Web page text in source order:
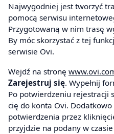
Najwygodniej jest tworzyć
pomocą serwisu
Przygotowaną w nim trasę
By móc skorzystać z tej
serwisie Ovi.
Wejdź na stronę
Zarejestruj się. Wypełnij
Po potwierdzeniu rejestracji
cię do konta Ovi.
potwierdzenia przez
przyjdzie na podany w